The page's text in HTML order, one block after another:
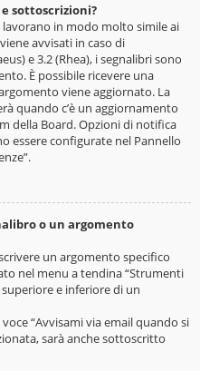
sottoscrizioni?
lavorano in modo molto simile ai
avvisati in caso di
e 3.2 (Rhea), i segnalibri sono
È possibile ricevere una
viene aggiornato. La
quando c’è un aggiornamento
della Board. Opzioni di notifica
essere configurate nel Pannello
o un argomento
un argomento specifico
nel menu a tendina “Strumenti
e inferiore di un
“Avvisami via email quando si
sarà anche sottoscritto